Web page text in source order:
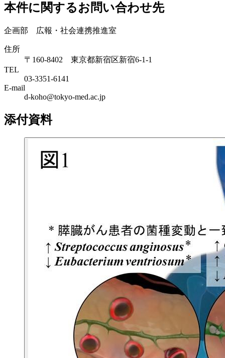
本件に関するお問い合わせ先
企画部 広報・社会連携推進室
住所
〒160-8402 東京都新宿区新宿6-1-1
TEL
03-3351-6141
E-mail
d-koho@tokyo-med.ac.jp
添付資料